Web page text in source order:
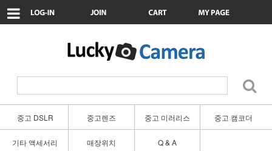
중고 DSLR 중고렌즈 중고 미러리스 중고 캠코더
기타 액세서리 매장위치
Q & A